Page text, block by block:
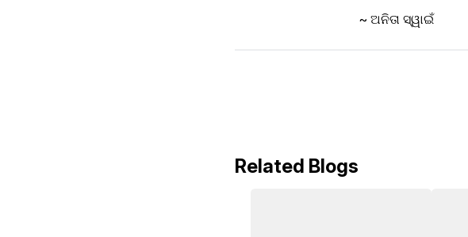
                                       ~ ଅନିତା ସ୍ୱାଇଁ
Related Blogs